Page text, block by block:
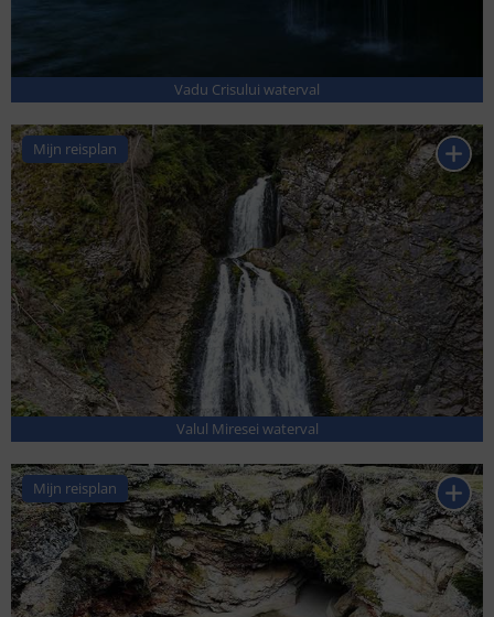
Vadu Crisului waterval
Mijn reisplan
Valul Miresei waterval
Mijn reisplan